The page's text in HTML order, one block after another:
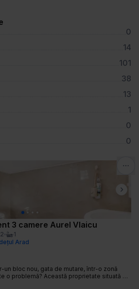
0
14
101
38
13
1
0
0
Next
3 camere Aurel Vlaicu
2
1
Arad
un bloc nou, gata de mutare, într-o zonă
o problemă? Această proprietate situată pe